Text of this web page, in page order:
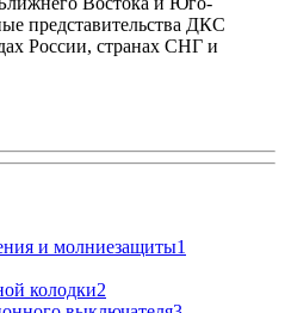
представительства ДКС
России, странах СНГ и
и молниезащиты1
колодки2